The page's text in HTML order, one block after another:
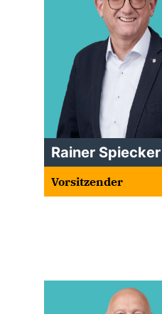
Rainer Spiecker
Vorsitzender